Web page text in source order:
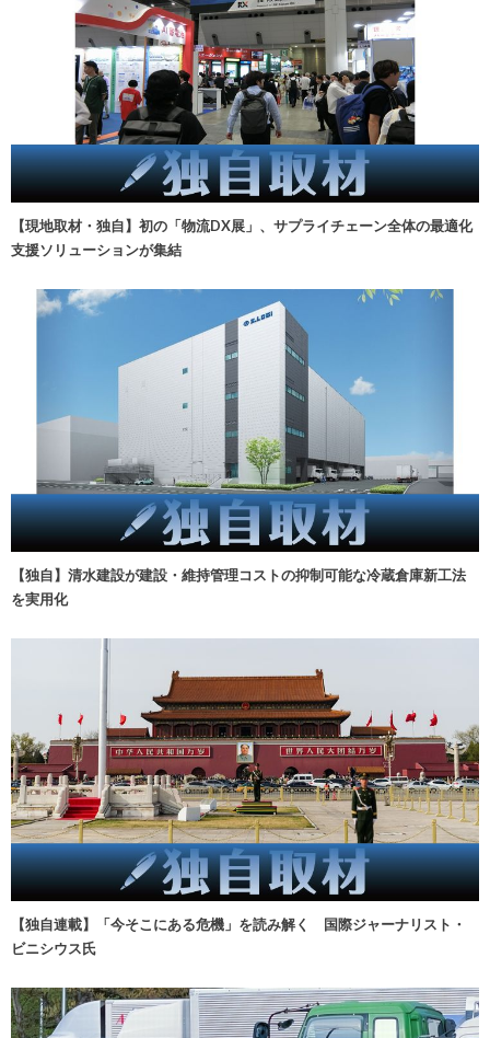
【現地取材・独自】初の「物流DX展」、サプライチェーン全体の最適化
支援ソリューションが集結
【独自】清水建設が建設・維持管理コストの抑制可能な冷蔵倉庫新工法
を実用化
【独自連載】「今そこにある危機」を読み解く 国際ジャーナリスト・
ビニシウス氏